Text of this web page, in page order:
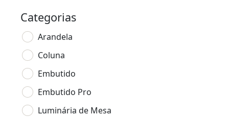
Categorias
Arandela
Coluna
Embutido
Embutido Pro
Luminária de Mesa